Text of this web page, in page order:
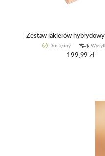
Zestaw lakierów
Dostępny
199,99 zł